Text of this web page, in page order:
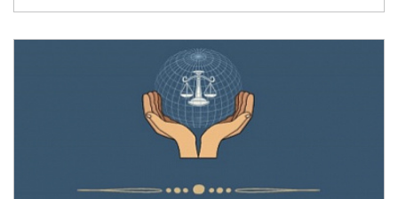
«Обзор актуальных изменений в
российском законодательстве»